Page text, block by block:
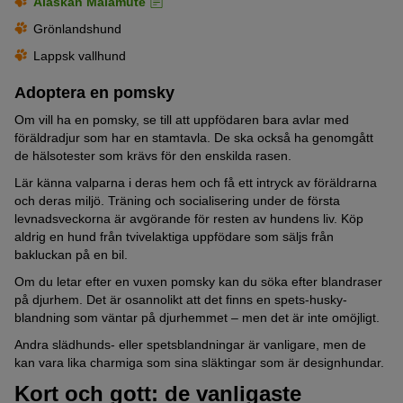
Grönlandshund
Lappsk vallhund
Adoptera en pomsky
Om vill ha en pomsky, se till att uppfödaren bara avlar med
föräldradjur som har en stamtavla. De ska också ha genomgått
de hälsotester som krävs för den enskilda rasen.
Lär känna valparna i deras hem och få ett intryck av föräldrarna
och deras miljö. Träning och socialisering under de första
levnadsveckorna är avgörande för resten av hundens liv. Köp
aldrig en hund från tvivelaktiga uppfödare som säljs från
bakluckan på en bil.
Om du letar efter en vuxen pomsky kan du söka efter blandraser
på djurhem. Det är osannolikt att det finns en spets-husky-
blandning som väntar på djurhemmet – men det är inte omöjligt.
Andra slädhunds- eller spetsblandningar är vanligare, men de
kan vara lika charmiga som sina släktingar som är designhundar.
Kort och gott: de vanligaste